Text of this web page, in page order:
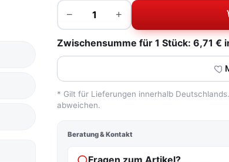
−
Menge
+
Zwischensumme für 1 Stück: 6,71 €
* Gilt für Lieferungen innerhalb
abweichen.
Beratung & Kontakt
Fragen zum Artikel?